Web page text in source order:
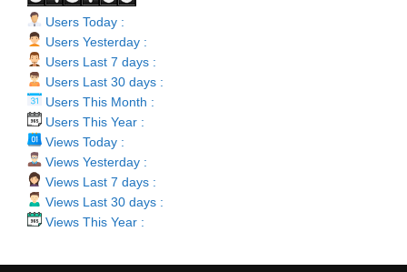
Users Today :
Users Yesterday :
Users Last 7 days :
Users Last 30 days :
Users This Month :
Users This Year :
Views Today :
Views Yesterday :
Views Last 7 days :
Views Last 30 days :
Views This Year :